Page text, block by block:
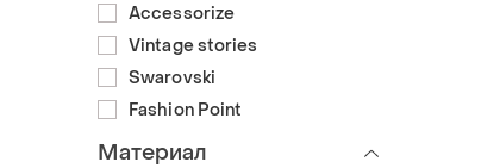
Accessorize
Vintage stories
Swarovski
Fashion Point
Материал